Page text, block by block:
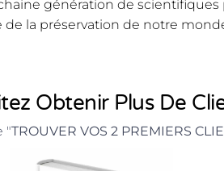
génération de scientifiques
de la préservation de notre
Obtenir Plus De
"TROUVER VOS 2 PREMIERS